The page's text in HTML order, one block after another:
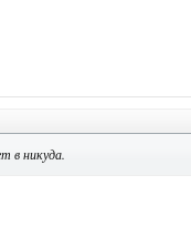
в никуда.